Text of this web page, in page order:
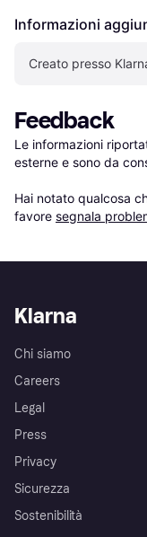
Informazioni
Creato presso
Feedback
Le informazioni
esterne e sono da
Hai notato qualcosa
favore segnala
Klarna
Chi siamo
Careers
Legal
Press
Privacy
Sicurezza
Sostenibilità